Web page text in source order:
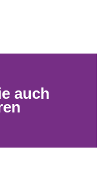
auch